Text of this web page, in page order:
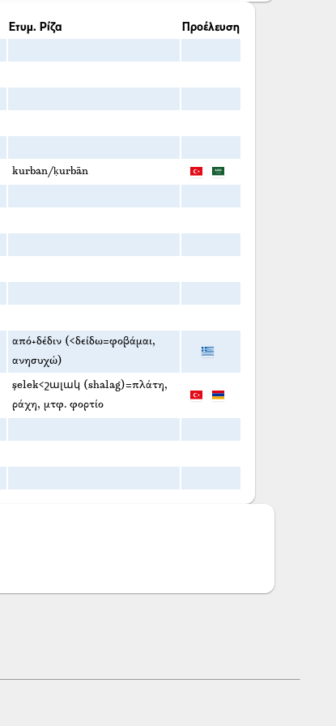
Ετυμ. Ρίζα Προέλευση
kurban/ḳurbān
από+δέδιν (<δείδω=φοβάμαι,
ανησυχώ)
şelek<շալակ (shalag)=πλάτη,
ράχη, μτφ. φορτίο